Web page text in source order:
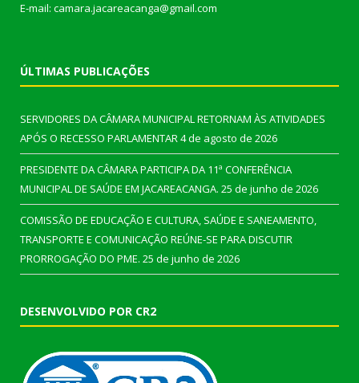
E-mail: camara.jacareacanga@gmail.com
ÚLTIMAS PUBLICAÇÕES
SERVIDORES DA CÂMARA MUNICIPAL RETORNAM ÀS ATIVIDADES
APÓS O RECESSO PARLAMENTAR4 de agosto de 2026
PRESIDENTE DA CÂMARA PARTICIPA DA 11ª CONFERÊNCIA
MUNICIPAL DE SAÚDE EM JACAREACANGA. 25 de junho de 2026
COMISSÃO DE EDUCAÇÃO E CULTURA, SAÚDE E SANEAMENTO,
TRANSPORTE E COMUNICAÇÃO REÚNE-SE PARA DISCUTIR
PRORROGAÇÃO DO PME. 25 de junho de 2026
DESENVOLVIDO POR CR2